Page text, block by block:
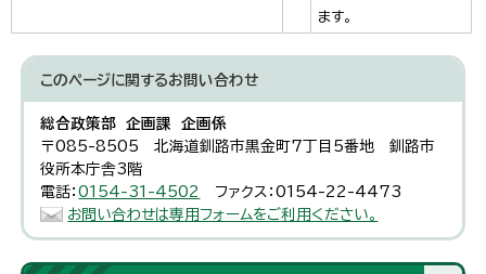
ます。
このページに関するお問い合わせ
総合政策部 企画課 企画係
〒085-8505 北海道釧路市黒金町7丁目5番地 釧路市
役所本庁舎3階
電話：0154-31-4502
ファクス：0154-22-4473
お問い合わせは専用フォームをご利用ください。